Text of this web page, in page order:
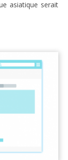
asiatique serait